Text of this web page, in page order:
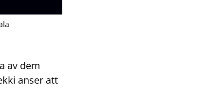
av dem
anser att